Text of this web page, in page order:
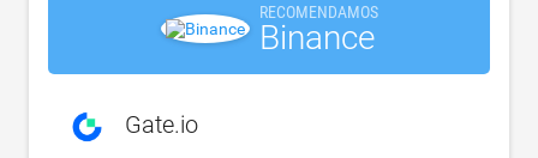
RECOMENDAMOS
Binance
Gate.io